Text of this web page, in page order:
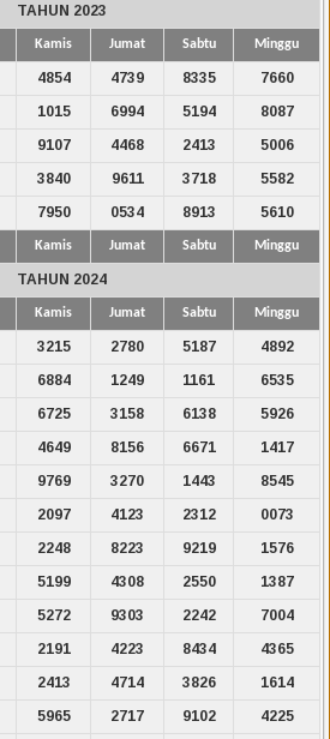
TAHUN 2023
Kamis Jumat Sabtu Minggu
4854 4739 8335
7660
1015 6994 5194
8087
9107 4468 2413
5006
3840 9611 3718
5582
7950 0534 8913 5610
Kamis Jumat Sabtu Minggu
TAHUN 2024
Kamis Jumat Sabtu Minggu
3215 2780 5187
4892
6884 1249 1161
6535
6725 3158 6138
5926
4649 8156 6671
1417
9769 3270 1443
8545
2097 4123 2312
0073
2248 8223 9219
1576
5199 4308 2550
1387
5272 9303 2242
7004
2191 4223 8434
4365
2413 4714 3826
1614
5965 2717 9102
4225